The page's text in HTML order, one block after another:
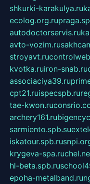
shkurki-karakulya.ru
ecolog.org.ru
autodoctorservis.ru
avto-vozim.ru
stroyavt.ru
kvotka.ruiron-snab.ru
associaciya39.ru
cpt21.ruispecspb.ru
tae-kwon.ru
archery161.ru
sarmiento.spb.su
iskatour.spb.ru
krygeva-spa.ru
hl-beta.spb.ru
epoha-metalband.ru